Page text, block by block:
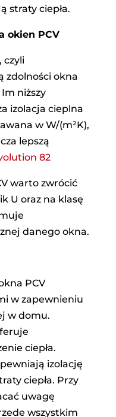
straty ciepła.
okien PCV
czyli
zdolności okna
niższy
izolacja cieplna
w W/(m²K),
lepszą
82
warto zwrócić
U oraz na klasę
danego okna.
PCV
w zapewnieniu
w domu.
ciepła.
izolację
ciepła. Przy
uwagę
wszystkim